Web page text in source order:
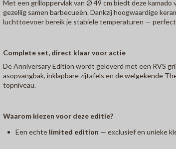
Met een grilloppervlak van Ø 49 cm biedt deze
gezellig samen barbecueën. Dankzij hoogwaardige
luchttoevoer bereik je stabiele temperaturen —
Complete set, direct klaar voor actie
De Anniversary Edition wordt geleverd met een RVS
asopvangbak, inklapbare zijtafels en de welgekende
topniveau.
Waarom kiezen voor deze editie?
Een echte limited edition — exclusief en unieke